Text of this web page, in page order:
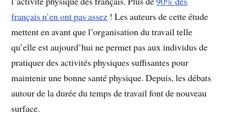
français n’en ont pas assez ! Les auteurs de cette étude
mettent en avant que l’organisation du travail telle
qu’elle est aujourd’hui ne permet pas aux individus de
pratiquer des activités physiques suffisantes pour
maintenir une bonne santé physique. Depuis, les débats
autour de la durée du temps de travail font de nouveau
surface.